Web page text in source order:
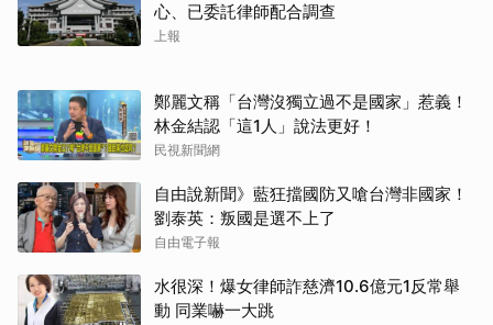
心、已委託律師配合調查
上報
鄭麗文稱「台灣沒獨立過不是國家」惹義！
林金結認「這1人」說法更好！
民視新聞網
自由說新聞》藍狂擋國防又嗆台灣非國家！
劉泰英：叛國是選不上了
自由電子報
水很深！爆女律師詐慈濟10.6億元1反常舉
動 同業嚇一大跳